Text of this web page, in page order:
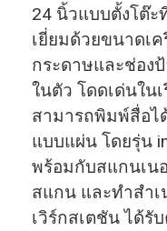
24 นิ้วแบบตั้งโต๊
เยี่ยมด้วยขนาดเ
กระดาษและช่อง
ในตัว โดดเด่นใน
สามารถพิมพ์สื่อไ
แบบแผ่น โดยรุ่น
พร้อมกับสแกนเน
สแกน และทำสำเ
เวิร์กสเตชัน ได้